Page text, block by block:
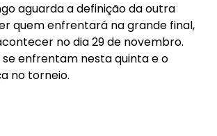
aguarda a definição da outra
quem enfrentará na grande final,
no dia 29 de novembro.
se enfrentam nesta quinta e o
no torneio.